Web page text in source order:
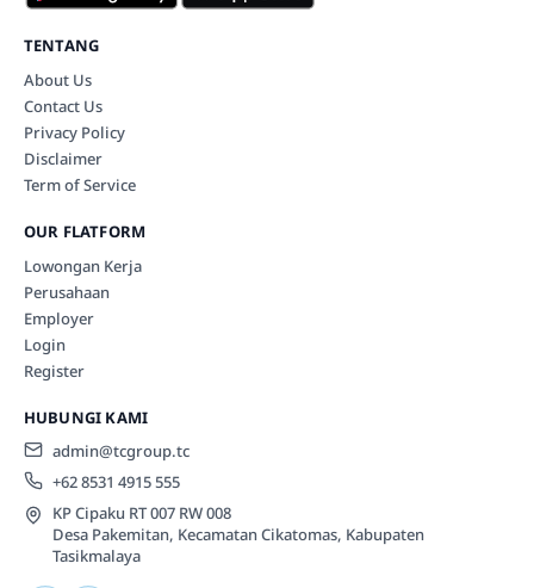
TENTANG
About Us
Contact Us
Privacy Policy
Disclaimer
Term of Service
OUR FLATFORM
Lowongan Kerja
Perusahaan
Employer
Login
Register
HUBUNGI KAMI
admin@tcgroup.tc
+62 8531 4915 555
KP Cipaku RT 007 RW 008
Desa Pakemitan, Kecamatan Cikatomas, Kabupaten
Tasikmalaya